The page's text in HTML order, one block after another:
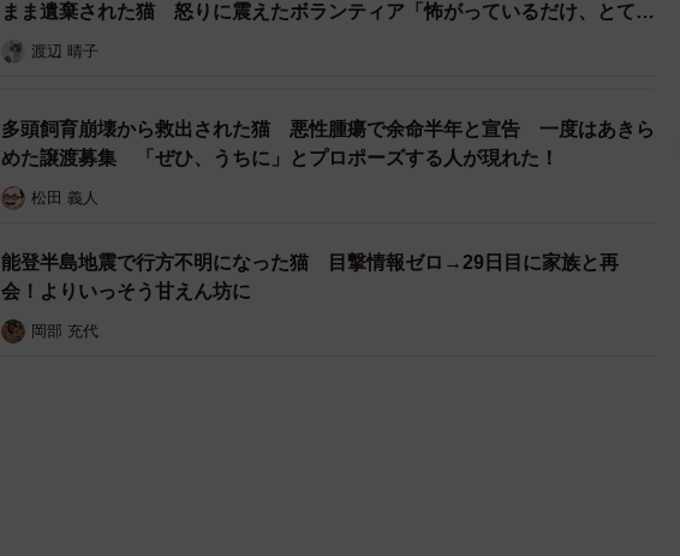
まま遺棄された猫 怒りに震えたボランティア「怖がっているだけ、とても
お利口」
渡辺 晴子
多頭飼育崩壊から救出された猫 悪性腫瘍で余命半年と宣告 一度はあきら
めた譲渡募集 「ぜひ、うちに」とプロポーズする人が現れた！
松田 義人
能登半島地震で行方不明になった猫 目撃情報ゼロ→29日目に家族と再
会！よりいっそう甘えん坊に
岡部 充代